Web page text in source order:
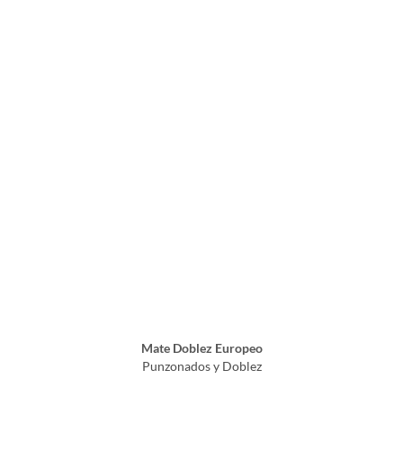
Mate Doblez Europeo
Punzonados y Doblez